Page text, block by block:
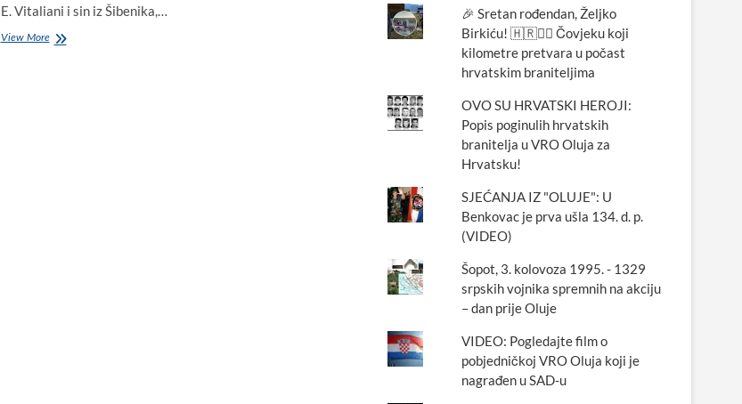
E. Vitaliani i sin iz Šibenika,…
View MoreKnjiga
🎉 Sretan rođendan, Željko
Birkiću! 🇭🇷🏃‍♂️ Čovjeku koji
kilometre pretvara u počast
hrvatskim braniteljima
OVO SU HRVATSKI HEROJI:
Popis poginulih hrvatskih
branitelja u VRO Oluja za
Hrvatsku!
SJEĆANJA IZ "OLUJE": U
Benkovac je prva ušla 134. d. p.
(VIDEO)
Šopot, 3. kolovoza 1995. - 1329
srpskih vojnika spremnih na akciju
– dan prije Oluje
VIDEO: Pogledajte film o
pobjedničkoj VRO Oluja koji je
nagrađen u SAD-u